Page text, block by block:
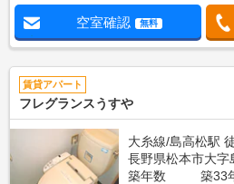
空室確認 無料
賃貸アパート
フレグランスうすや
大糸線/島高松駅
長野県松本市大字
築年数
築33